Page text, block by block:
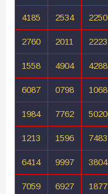
4185 2534 2250
2760 2011 2223
1558 4904 4288
6087 0798 1068
1984 7762 5020
1213 1596 7483
6414 9997 3804
7059 6927 1877